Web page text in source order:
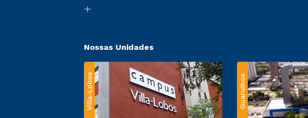
Nossas Unidades
Villa-Lobos Guarulhos